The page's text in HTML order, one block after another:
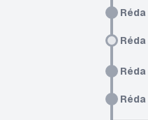
Réda
Réda
Réda
Réda